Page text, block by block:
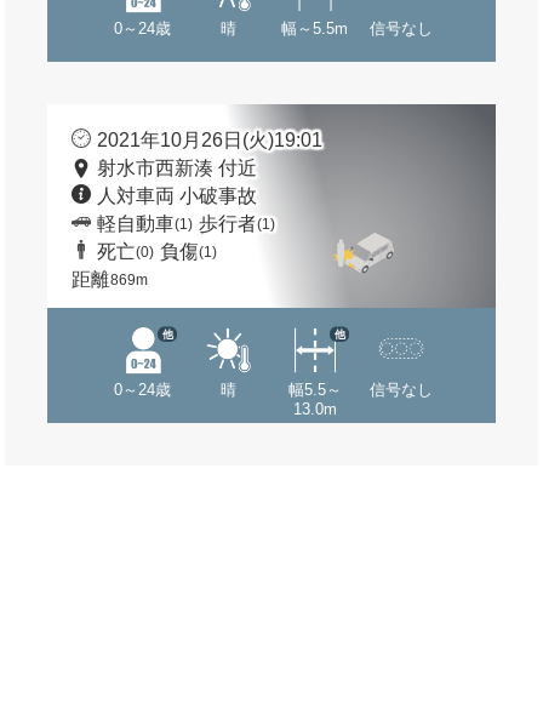
0～24歳 晴 幅～5.5m 信号なし
2021年10月26日(火)19:01
射水市西新湊 付近
人対車両 小破事故
軽自動車(1) 歩行者(1)
死亡(0) 負傷(1)
距離869m
0～24歳
他
晴
幅5.5～
13.0m
他
信号なし